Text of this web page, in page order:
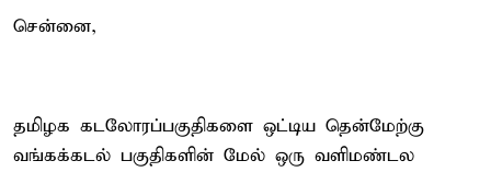
சென்னை,
தமிழக கடலோரப்பகுதிகளை ஒட்டிய தென்மேற்கு
வங்கக்கடல் பகுதிகளின் மேல் ஒரு வளிமண்டல